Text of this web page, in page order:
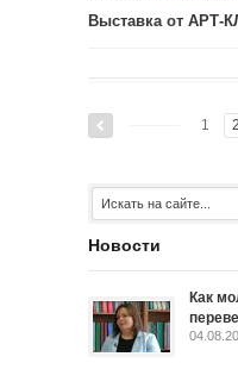
Выставка от АРТ-
1 2
Новости
Как